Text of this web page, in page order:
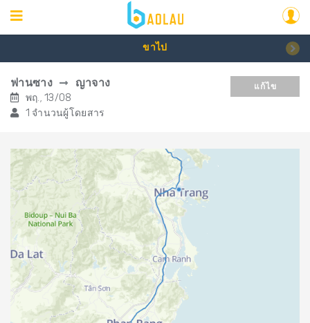
ขาไป
ฟานซาง ญาจาง
พฤ., 13/08
1 จำนวนผู้โดยสาร
แก้ไข